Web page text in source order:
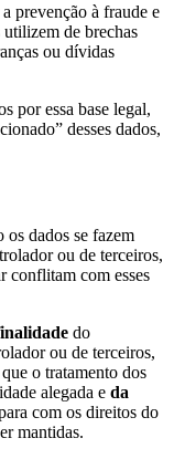
prevenção à fraude e
utilizem de brechas
ou dívidas
por essa base legal,
desses dados,
os dados se fazem
ou de terceiros,
conflitam com esses
do
ou de terceiros,
o tratamento dos
alegada e da
com os direitos do
mantidas.